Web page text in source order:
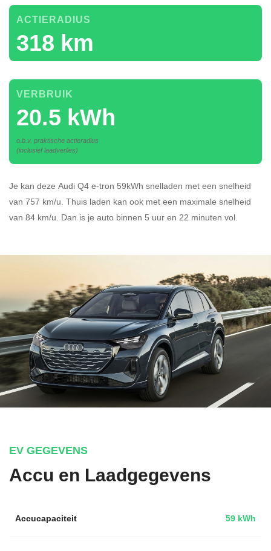
318 km
ACTIERADIUS
20.5 kWh
VERBRUIK
o.b.v. praktische actieradius
(inclusief laadverlies)
Je kan deze Audi Q4 e-tron 59kWh snelladen met een snelheid
van 757 km/u. Thuis laden kan ook met een maximale snelheid
van 84 km/u. Dan is je auto binnen 5 uur en 22 minuten vol.
EV GEGEVENS
Accu en Laadgegevens
Accucapaciteit 59 kWh